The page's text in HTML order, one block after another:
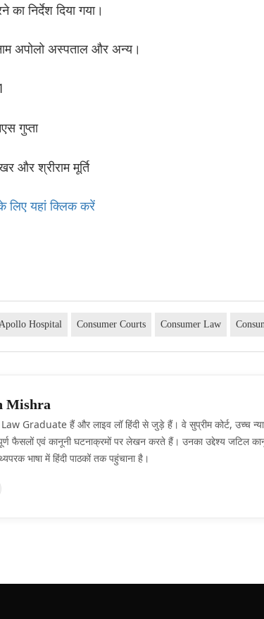
निर्देश दिया गया।
अपोलो अस्पताल और अन्य।
गुप्ता
और श्रीराम मूर्ति
यहां क्लिक करें
Apollo Hospital Consumer Courts Consumer Law
Mishra
Law Graduate हैं और लाइव लॉ हिंदी से जुड़े हैं। वे सुप्रीम कोर्ट, उच्च
फैसलों एवं कानूनी घटनाक्रमों पर लेखन करते हैं। उनका उद्देश्य जटिल
भाषा में हिंदी पाठकों तक पहुंचाना है।